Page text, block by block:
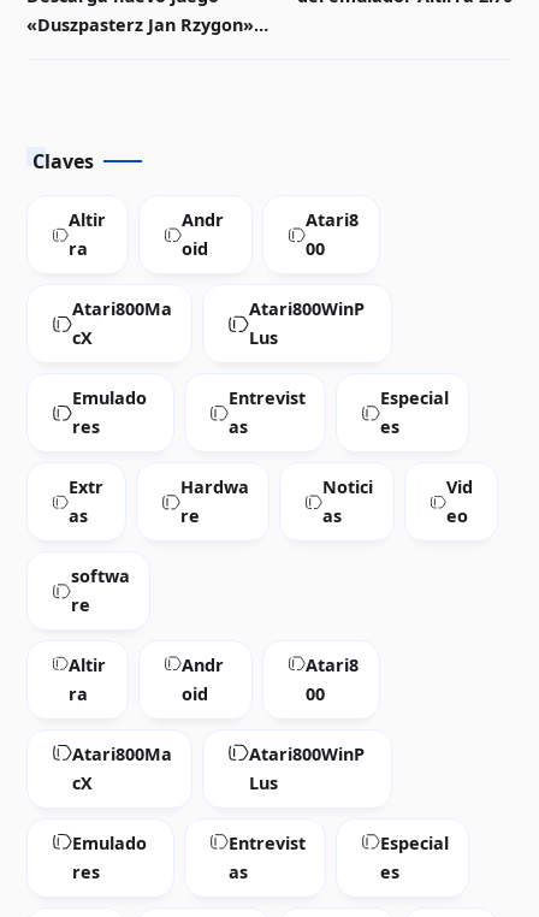
«Duszpasterz Jan Rzygon»
Claves
Altir
ra
Andr
oid
Atari8
00
Atari800Ma
cX
Atari800WinP
Lus
Emulado
res
Entrevist
as
Especial
es
Extr
as
Hardwa
re
Notici
as
Vid
eo
softwa
re
Altir
ra
Andr
oid
Atari8
00
Atari800Ma
cX
Atari800WinP
Lus
Emulado
res
Entrevist
as
Especial
es